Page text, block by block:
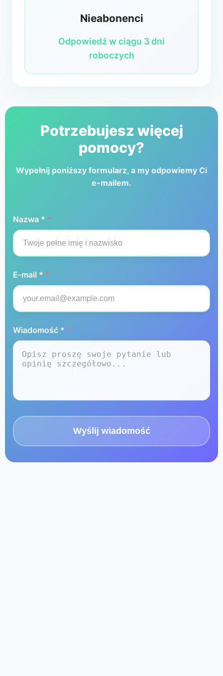
Nieabonenci
Odpowiedź w ciągu 3 dni
roboczych
Potrzebujesz więcej
pomocy?
Wypełnij poniższy formularz, a my odpowiemy Ci
e-mailem.
Nazwa * *
E-mail * *
Wiadomość * *
Wyślij wiadomość